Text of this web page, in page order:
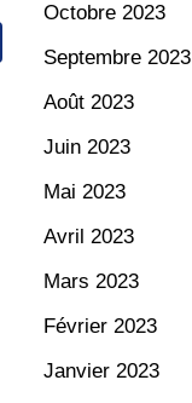
Octobre 2023
Septembre 2023
Août 2023
Juin 2023
Mai 2023
Avril 2023
Mars 2023
Février 2023
Janvier 2023